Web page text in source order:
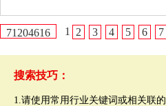
71204616 1 2 3 4 5 6 7
搜索技巧：
1.请使用常用行业关键词或相关联